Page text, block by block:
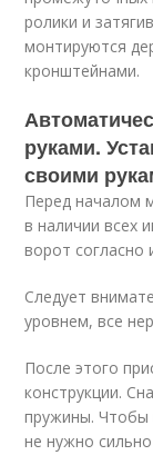
ролики и
монтируются
кронштейнами.
руками.
своими
Перед началом
в наличии всех
ворот согласно
Следует
уровнем, все
После этого
конструкции.
пружины. Чтобы
не нужно